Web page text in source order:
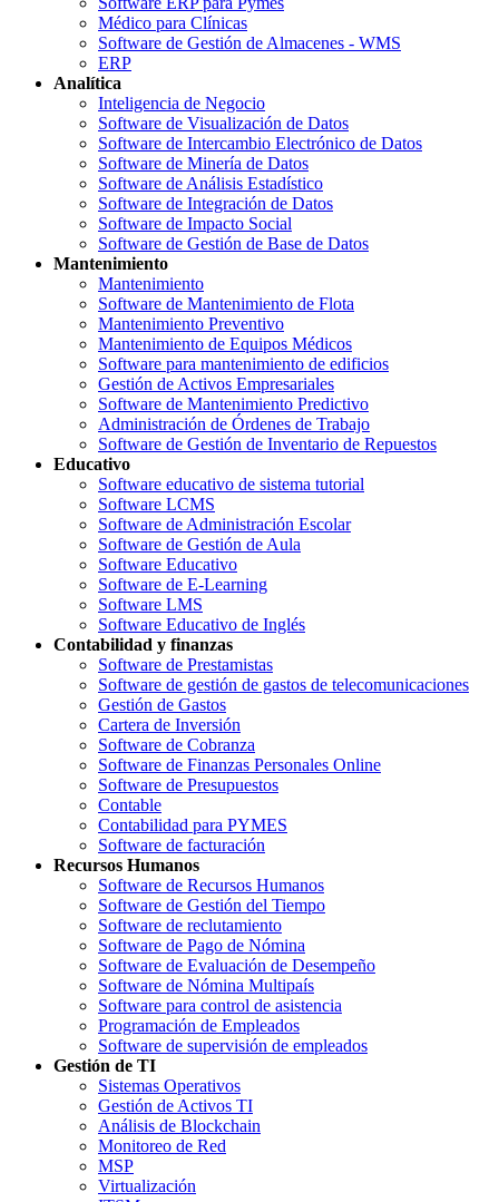
Médico para Clínicas
Software de Gestión de Almacenes - WMS
ERP
Analítica
Inteligencia de Negocio
Software de Visualización de Datos
Software de Intercambio Electrónico de Datos
Software de Minería de Datos
Software de Análisis Estadístico
Software de Integración de Datos
Software de Impacto Social
Software de Gestión de Base de Datos
Mantenimiento
Mantenimiento
Software de Mantenimiento de Flota
Mantenimiento Preventivo
Mantenimiento de Equipos Médicos
Software para mantenimiento de edificios
Gestión de Activos Empresariales
Software de Mantenimiento Predictivo
Administración de Órdenes de Trabajo
Software de Gestión de Inventario de Repuestos
Educativo
Software educativo de sistema tutorial
Software LCMS
Software de Administración Escolar
Software de Gestión de Aula
Software Educativo
Software de E-Learning
Software LMS
Software Educativo de Inglés
Contabilidad y finanzas
Software de Prestamistas
Software de gestión de gastos de telecomunicaciones
Gestión de Gastos
Cartera de Inversión
Software de Cobranza
Software de Finanzas Personales Online
Software de Presupuestos
Contable
Contabilidad para PYMES
Software de facturación
Recursos Humanos
Software de Recursos Humanos
Software de Gestión del Tiempo
Software de reclutamiento
Software de Pago de Nómina
Software de Evaluación de Desempeño
Software de Nómina Multipaís
Software para control de asistencia
Programación de Empleados
Software de supervisión de empleados
Gestión de TI
Sistemas Operativos
Gestión de Activos TI
Análisis de Blockchain
Monitoreo de Red
MSP
Virtualización